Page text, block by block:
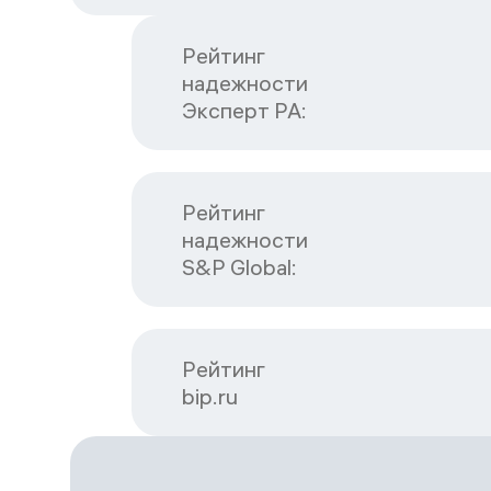
Рейтинг
надежности
Эксперт РА:
Рейтинг
надежности
S&P Global:
Рейтинг
bip.ru